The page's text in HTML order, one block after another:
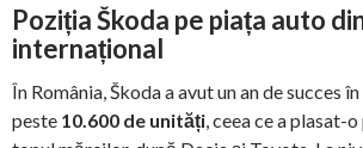
Poziția Škoda pe piața auto
internațional
În România, Škoda a avut un an de succes
peste 10.600 de unități, ceea ce a plasat-o